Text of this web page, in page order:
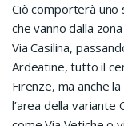
Ciò comporterà uno
che vanno dalla
Via Casilina,
Ardeatine, tutto il
Firenze, ma anche
l’area della variante